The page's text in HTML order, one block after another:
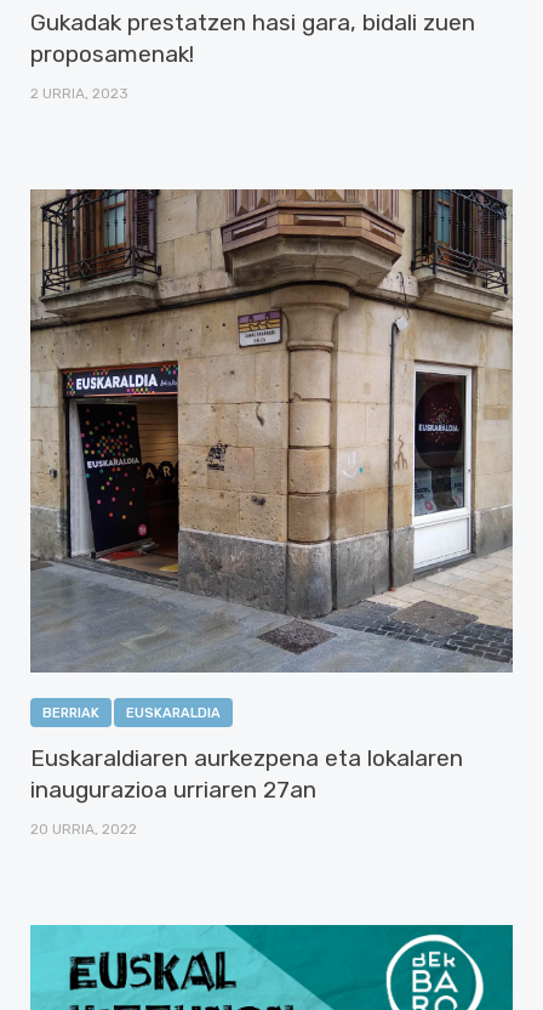
Gukadak prestatzen hasi gara, bidali zuen
proposamenak!
2 URRIA, 2023
BERRIAK EUSKARALDIA
Euskaraldiaren aurkezpena eta lokalaren
inaugurazioa urriaren 27an
20 URRIA, 2022